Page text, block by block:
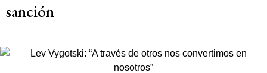
sanción